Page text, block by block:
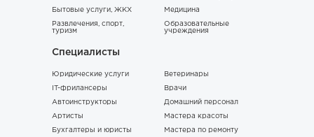
Бытовые услуги, ЖКХ
Развлечения, спорт,
туризм
Медицина
Образовательные
учреждения
Специалисты
Юридические услуги
IT-фрилансеры
Автоинструкторы
Артисты
Бухгалтеры и юристы
Ветеринары
Врачи
Домашний персонал
Мастера красоты
Мастера по ремонту